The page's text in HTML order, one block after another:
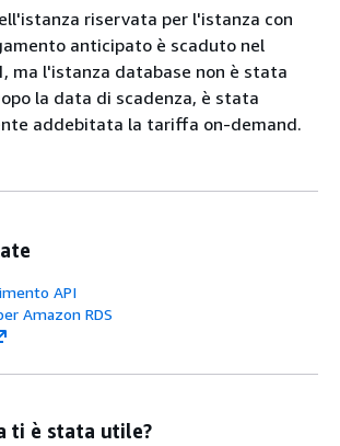
riservata per l'istanza con
anticipato è scaduto nel
ma l'istanza database non è stata
la data di scadenza, è stata
addebitata la tariffa on-demand.
API
Amazon RDS
ti è stata utile?